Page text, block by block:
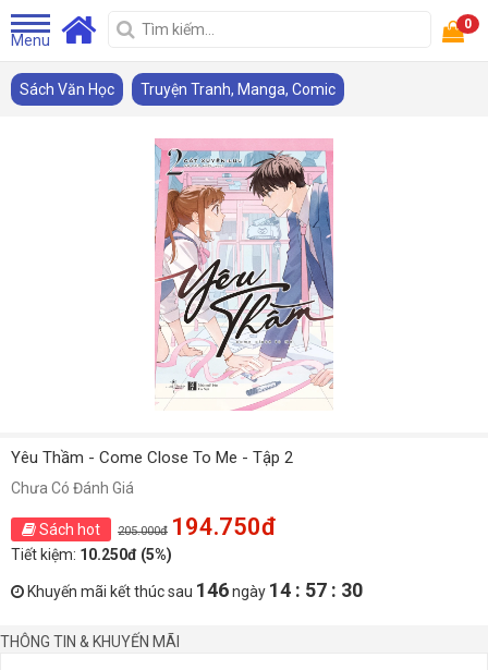
Menu
0
Sách Văn Học Truyện Tranh, Manga, Comic
Yêu Thầm - Come Close To Me - Tập 2
Chưa Có Đánh Giá
Sách hot 205.000đ 194.750đ
Tiết kiệm: 10.250đ (5%)
Khuyến mãi kết thúc sau 146ngày 14 : 57 : 30
THÔNG TIN & KHUYẾN MÃI